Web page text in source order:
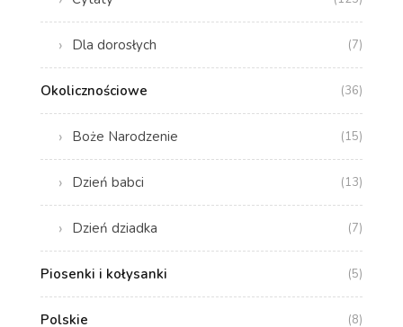
Dla dorosłych (7)
Okolicznościowe (36)
Boże Narodzenie (15)
Dzień babci (13)
Dzień dziadka (7)
Piosenki i kołysanki (5)
Polskie (8)